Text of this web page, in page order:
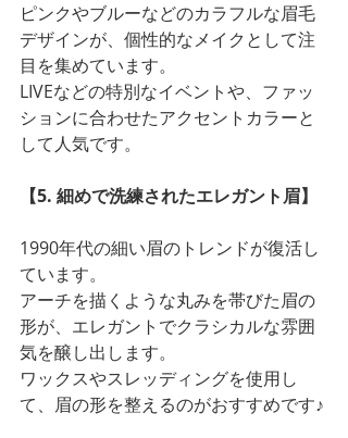
ピンクやブルーなどのカラフルな眉毛
デザインが、個性的なメイクとして注
目を集めています。
LIVEなどの特別なイベントや、ファッ
ションに合わせたアクセントカラーと
して人気です。
【5. 細めで洗練されたエレガント眉】
1990年代の細い眉のトレンドが復活し
ています。
アーチを描くような丸みを帯びた眉の
形が、エレガントでクラシカルな雰囲
気を醸し出します。
ワックスやスレッディングを使用し
て、眉の形を整えるのがおすすめです♪